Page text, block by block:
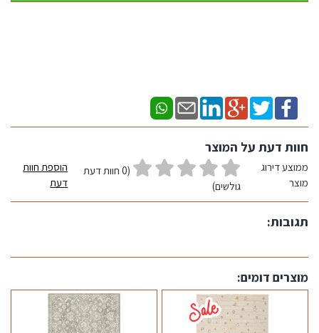
חוות דעת על המוצר
ממוצע דירוג
מוצר
(0 חוות דעת
גולשים)
הוספת חוות
דעת
תגובות:
מוצרים דומים: